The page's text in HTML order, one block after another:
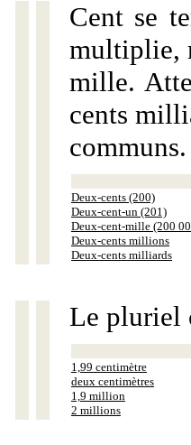
Cent se
multiplie,
mille.
cents
communs.
Deux-cents (200)
Deux-cent-un (201)
Deux-cent-mille (200
Deux-cents millions
Deux-cents milliards
Le pluriel
1,99 centimètre
deux centimètres
1,9 million
2 millions